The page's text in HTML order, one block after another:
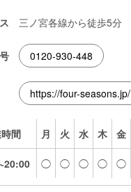
三ノ宮各線から徒歩5分
0120-930-448
https://four-seasons.jp/
間 月 火 水 木 金
◯ ◯ ◯ ◯ ◯